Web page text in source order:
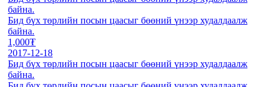
байна.
Бид бүх төрлийн посын цаасыг бөөний үнээр худалдаалж
байна.
1,000₮
2017-12-18
Бид бүх төрлийн посын цаасыг бөөний үнээр худалдаалж
байна.